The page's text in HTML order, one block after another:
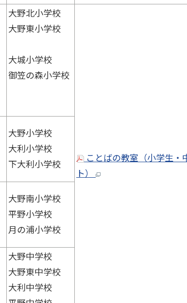
大野北小学校
大野東小学校
大城小学校
御笠の森小学校
ことばの教室（小学生・
ト）
大野小学校
大利小学校
下大利小学校
大野南小学校
平野小学校
月の浦小学校
大野中学校
大野東中学校
大利中学校